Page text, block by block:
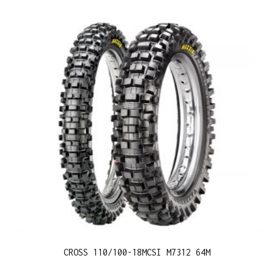
CROSS 110/100-18MCSI M7312 64M